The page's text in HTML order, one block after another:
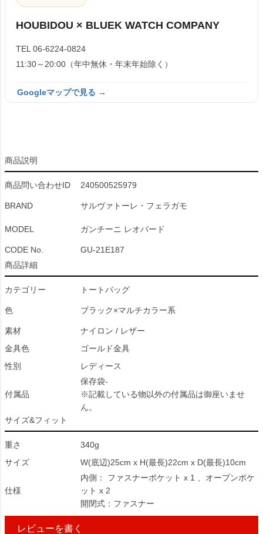
HOUBIDOU × BLUEK WATCH COMPANY
TEL 06-6224-0824
11:30～20:00（年中無休・年末年始除く）
Googleマップで見る →
商品説明
商品問い合わせID 240500525979
BRAND サルヴァトーレ・フェラガモ
MODEL ガンチーニ レオパード
CODE No.
GU-21E187
商品詳細
カテゴリー トートバッグ
色 ブラック×マルチカラー系
素材
ナイロン / レザー
金具色
ゴールド金具
性別
レディース
付属品
保存袋-
※記載している物以外の付属品は御座いませ
ん。
サイズ&フィット
重さ
340g
サイズ
W(底辺)25cm x H(最長)22cm x D(最長)10cm
仕様
内側： ファスナーポケット x 1 、オープンポケ
ット x 2
開閉式：ファスナー
レビューを書く